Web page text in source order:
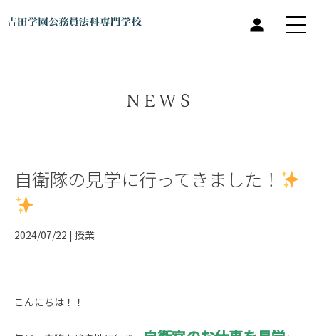
NEWS
自衛隊の見学に行ってきました！
2024/07/22 | 授業
こんにちは！！